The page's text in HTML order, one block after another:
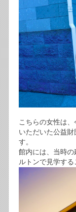
こちらの女性は
いただいた公益
す。
館内には、当時
ルトンで見学する